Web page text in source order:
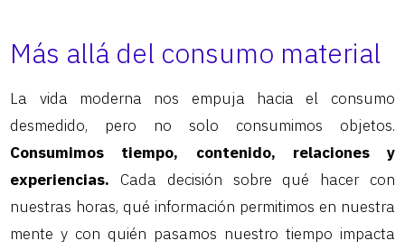
Más allá del consumo material
La vida moderna nos empuja hacia el consumo
desmedido, pero no solo consumimos objetos.
Consumimos tiempo, contenido, relaciones y
experiencias. Cada decisión sobre qué hacer con
nuestras horas, qué información permitimos en nuestra
mente y con quién pasamos nuestro tiempo impacta